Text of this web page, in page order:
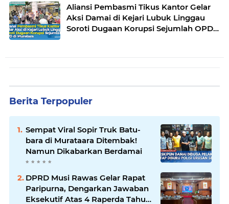
Aliansi Pembasmi Tikus Kantor Gelar
Aksi Damai di Kejari Lubuk Linggau
Soroti Dugaan Korupsi Sejumlah OPD
Berita Terpopuler
Sempat Viral Sopir Truk Batu-
bara di Murataara Ditembak!
Namun Dikabarkan Berdamai
DPRD Musi Rawas Gelar Rapat
Paripurna, Dengarkan Jawaban
Eksekutif Atas 4 Raperda Tahun